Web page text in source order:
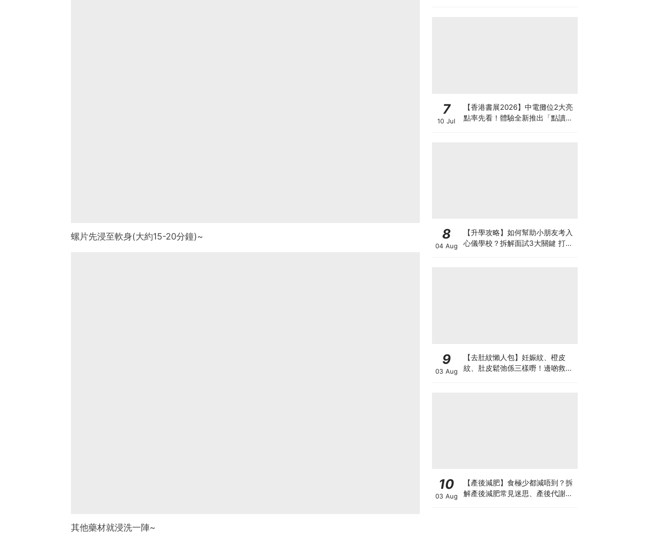
螺片先浸至軟身(大約15-20分鐘)~
其他藥材就浸洗一陣~
7
10 Jul
【香港書展2026】中電攤位2大亮
點率先看！體驗全新推出「點讀故
8
04 Aug
【升學攻略】如何幫助小朋友考入
心儀學校？拆解面試3大關鍵 打好
9
03 Aug
【去肚紋懶人包】妊娠紋、橙皮
紋、肚皮鬆弛係三樣嘢！邊啲救得
10
03 Aug
【產後減肥】食極少都減唔到？拆
解產後減肥常見迷思、產後代謝、